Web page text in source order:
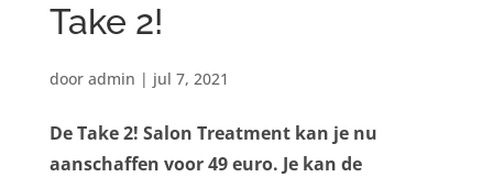
Take 2!
door admin | jul 7, 2021
De Take 2! Salon Treatment kan je nu
aanschaffen voor 49 euro. Je kan de